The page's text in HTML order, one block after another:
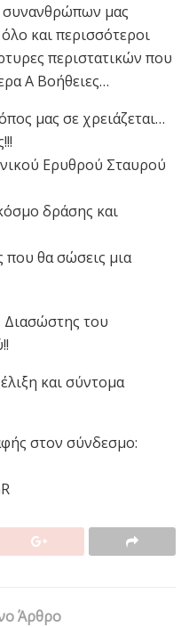
συνανθρώπων μας
και περισσότεροι
περιστατικών που
Α Βοήθειες…
μας σε χρειάζεται…
Ερυθρού Σταυρού
δράσης και
που θα σώσεις μια
Διασώστης του
και σύντομα
στον σύνδεσμο:
Άρθρο